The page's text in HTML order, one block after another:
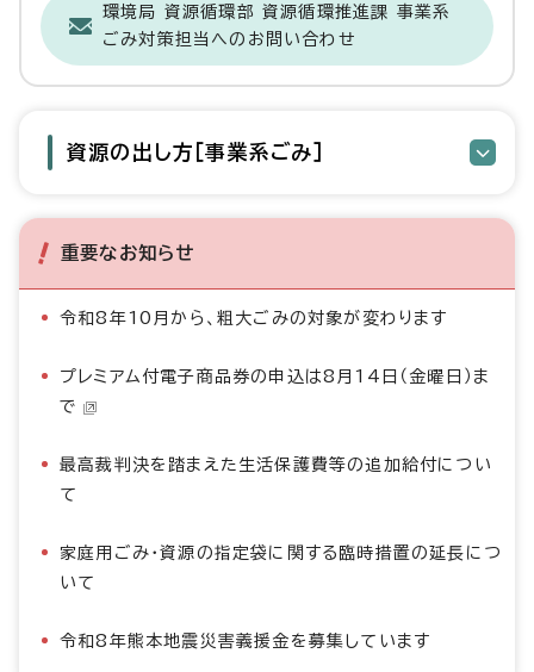
環境局 資源循環部 資源循環推進課 事業系
ごみ対策担当へのお問い合わせ
資源の出し方［事業系ごみ］
重要なお知らせ
令和8年10月から、粗大ごみの対象が変わります
プレミアム付電子商品券の申込は8月14日（金曜日）ま
で
最高裁判決を踏まえた生活保護費等の追加給付につい
て
家庭用ごみ・資源の指定袋に関する臨時措置の延長につ
いて
令和8年熊本地震災害義援金を募集しています